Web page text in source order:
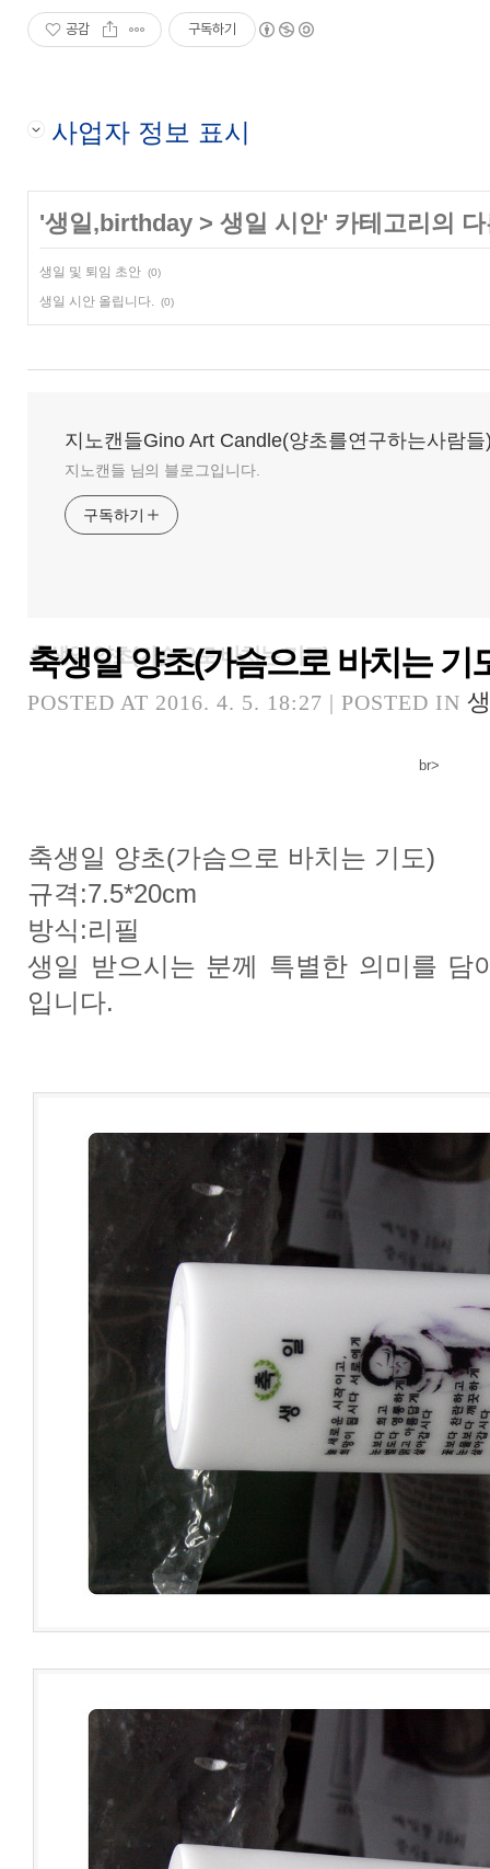
공감 구독하기
사업자 정보 표시
'생일,birthday > 생일 시안' 카테고리의
생일 및 퇴임 초안 (0)
생일 시안 올립니다. (0)
지노캔들Gino Art Candle(양초를연구하는사람들
지노캔들 님의 블로그입니다.
구독하기
축생일 양초(가슴으로 바치는 기도)
축생일 양초(가슴으로 바치는 기
POSTED AT 2016. 4. 5. 18:27 | POSTED IN
br>
축생일 양초(가슴으로 바치는 기도)
규격:7.5*20cm
방식:리필
생일 받으시는 분께 특별한 의미를 담
입니다.